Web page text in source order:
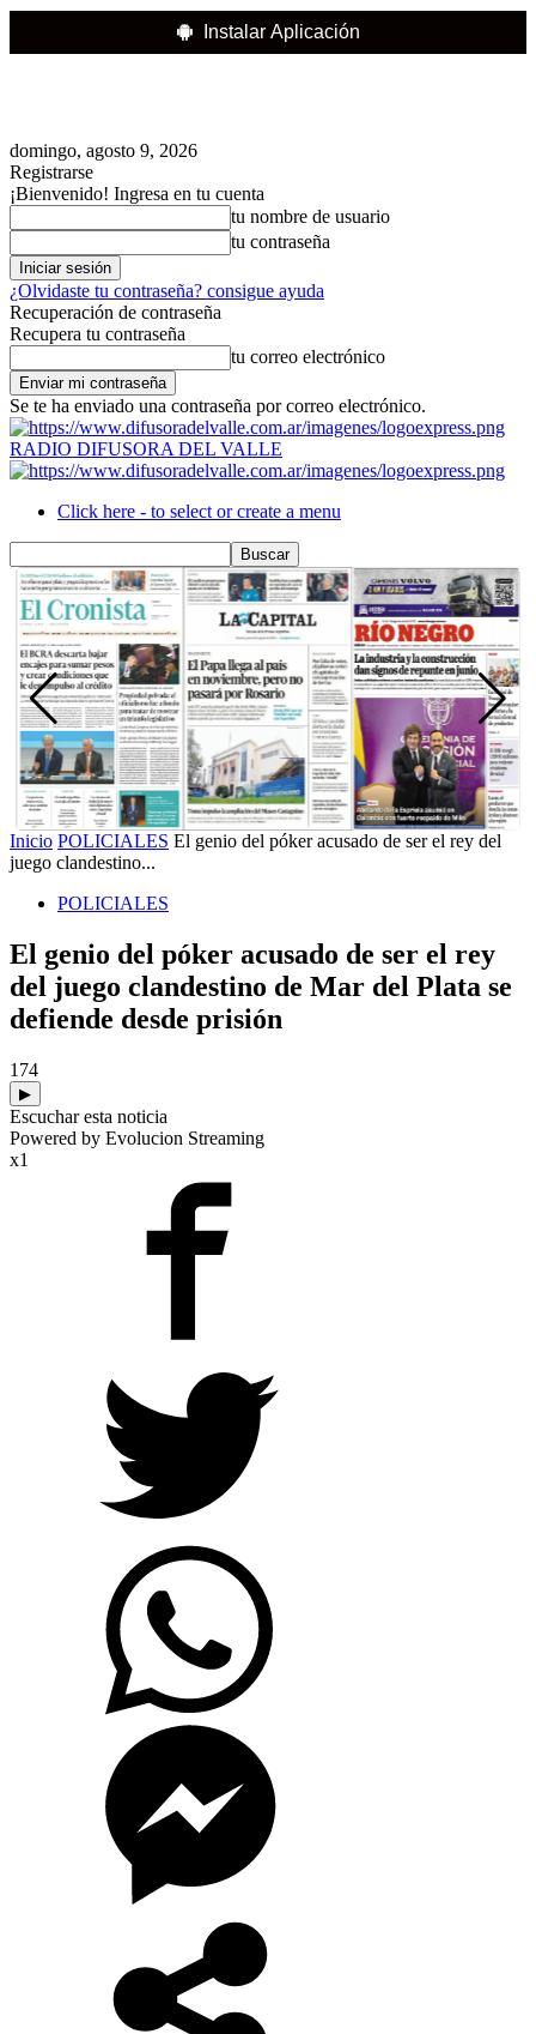
Instalar Aplicación
domingo, agosto 9, 2026
Registrarse
¡Bienvenido! Ingresa en tu cuenta
tu nombre de usuario
tu contraseña
¿Olvidaste tu contraseña? consigue ayuda
Recuperación de contraseña
Recupera tu contraseña
tu correo electrónico
Se te ha enviado una contraseña por correo electrónico.
RADIO DIFUSORA DEL VALLE
Click here - to select or create a menu
Inicio POLICIALES El genio del póker acusado de ser el rey del
juego clandestino...
POLICIALES
El genio del póker acusado de ser el rey
del juego clandestino de Mar del Plata se
defiende desde prisión
174
▶
Escuchar esta noticia
Powered by Evolucion Streaming
x1